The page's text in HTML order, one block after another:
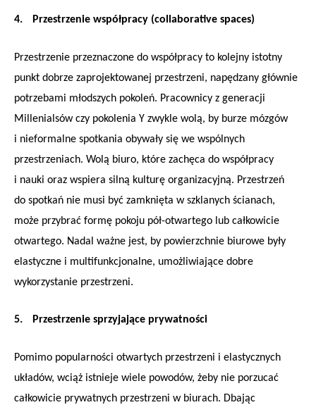
4. Przestrzenie współpracy (collaborative spaces)
Przestrzenie przeznaczone do współpracy to kolejny istotny
punkt dobrze zaprojektowanej przestrzeni, napędzany głównie
potrzebami młodszych pokoleń. Pracownicy z generacji
Millenialsów czy pokolenia Y zwykle wolą, by burze mózgów
i nieformalne spotkania obywały się we wspólnych
przestrzeniach. Wolą biuro, które zachęca do współpracy
i nauki oraz wspiera silną kulturę organizacyjną. Przestrzeń
do spotkań nie musi być zamknięta w szklanych ścianach,
może przybrać formę pokoju pół-otwartego lub całkowicie
otwartego. Nadal ważne jest, by powierzchnie biurowe były
elastyczne i multifunkcjonalne, umożliwiające dobre
wykorzystanie przestrzeni.
5. Przestrzenie sprzyjające prywatności
Pomimo popularności otwartych przestrzeni i elastycznych
układów, wciąż istnieje wiele powodów, żeby nie porzucać
całkowicie prywatnych przestrzeni w biurach. Dbając